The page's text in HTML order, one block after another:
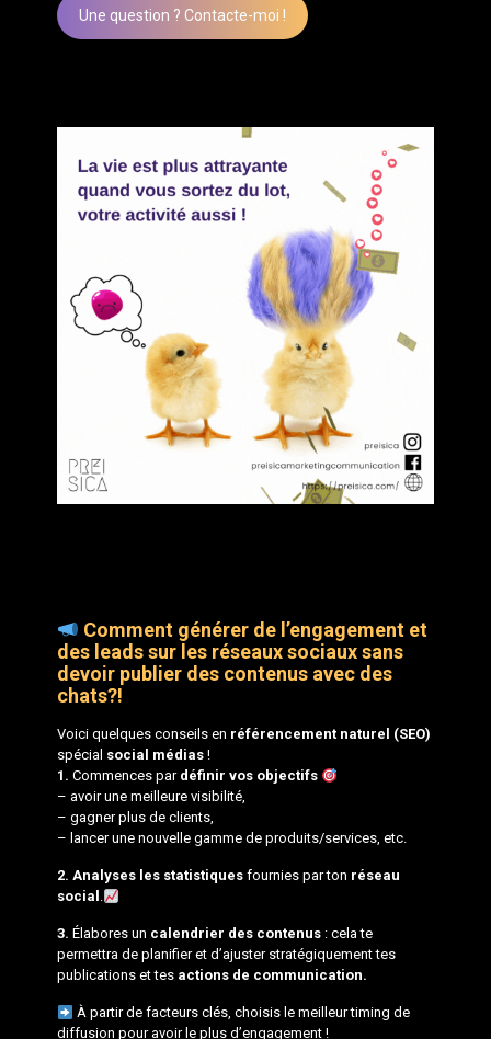
Une question ? Contacte-moi !
Comment générer de l’engagement et
des leads sur les réseaux sociaux sans
devoir publier des contenus avec des
chats?!
Voici quelques conseils en référencement naturel (SEO)
spécial social médias!
1. Commences par définir vos objectifs
– avoir une meilleure visibilité,
– gagner plus de clients,
– lancer une nouvelle gamme de produits/services, etc.
2. Analyses les statistiquesfournies par ton réseau
social .
3. Élabores un calendrier des contenus : cela te
permettra de planifier et d’ajuster stratégiquement tes
publications et tes actions de communication.
À partir de facteurs clés, choisis le meilleur timing de
diffusion pour avoir le plus d’engagement !